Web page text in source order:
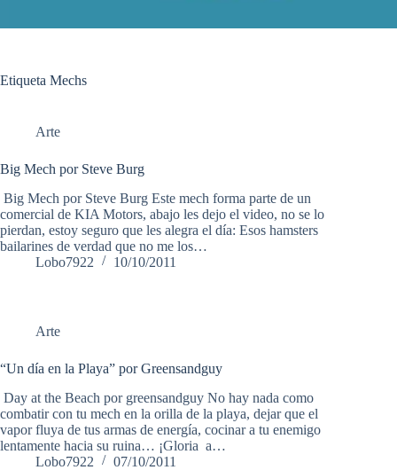
Etiqueta Mechs
Arte
Big Mech por Steve Burg
Big Mech por Steve Burg Este mech forma parte de un
comercial de KIA Motors, abajo les dejo el video, no se lo
pierdan, estoy seguro que les alegra el día: Esos hamsters
bailarines de verdad que no me los…
Lobo7922
10/10/2011
Arte
“Un día en la Playa” por Greensandguy
Day at the Beach por greensandguy No hay nada como
combatir con tu mech en la orilla de la playa, dejar que el
vapor fluya de tus armas de energía, cocinar a tu enemigo
lentamente hacia su ruina… ¡Gloria a…
Lobo7922
07/10/2011